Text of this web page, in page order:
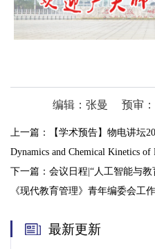
编辑：张曼 预审
上一篇：
【学术预告】物电讲坛
Dynamics and Chemical Kinetics of
下一篇： 会议日程|“人工智能与
《现代教育管理》青年编委会工
最新更新